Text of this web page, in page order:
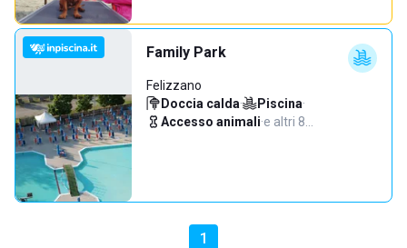
Family Park
Felizzano
Doccia calda· Piscina·
Accesso animali·e altri 8…
1